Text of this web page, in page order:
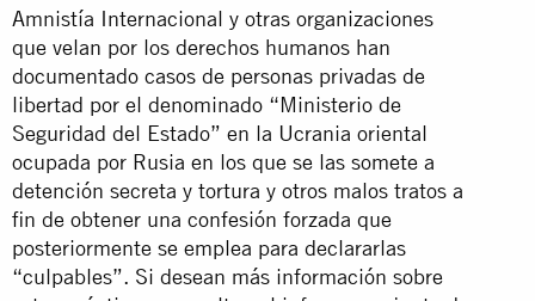
Amnistía Internacional y otras organizaciones
que velan por los derechos humanos han
documentado casos de personas privadas de
libertad por el denominado “Ministerio de
Seguridad del Estado” en la Ucrania oriental
ocupada por Rusia en los que se las somete a
detención secreta y tortura y otros malos tratos a
fin de obtener una confesión forzada que
posteriormente se emplea para declararlas
“culpables”. Si desean más información sobre